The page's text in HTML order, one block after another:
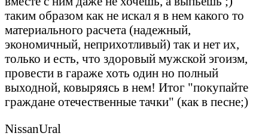
таким образом как не искал я в нем какого то
материального расчета (надежный,
экономичный, неприхотливый) так и нет их,
только и есть, что здоровый мужской эгоизм,
провести в гараже хоть один но полный
выходной, ковыряясь в нем! Итог "покупайте
граждане отечественные тачки" (как в песне;)
NissanUral